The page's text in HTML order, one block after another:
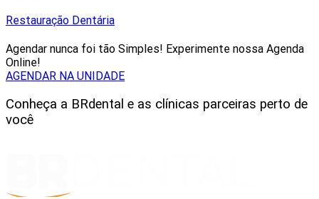
Restauração Dentária
Agendar nunca foi tão Simples! Experimente nossa Agenda
Online!
AGENDAR NA UNIDADE
Conheça a BRdental e as clínicas parceiras perto de
você